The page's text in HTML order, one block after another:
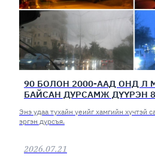
90 БОЛОН 2000-ААД ОНД Л
БАЙСАН ДУРСАМЖ ДҮҮРЭН
Энэ удаа тухайн үеийг хамгийн хүчтэй
эргэн дурсъя.
2026.07.21